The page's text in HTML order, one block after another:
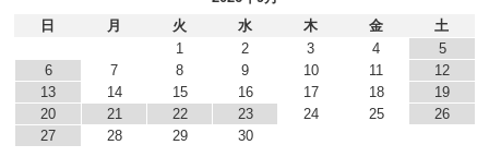
日
月 火 水 木 金
土
1
2 3 4
5
6
7 8 9 10 11
12
13
14 15 16 17 18
19
20
21 22 23 24 25
26
27
28 29 30